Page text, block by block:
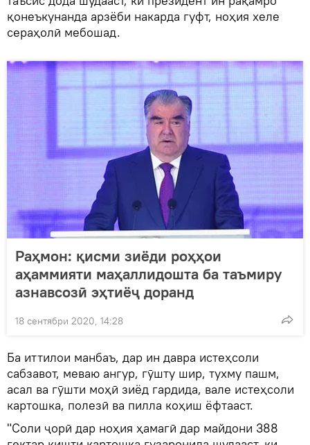
қонеъкунанда арзёби накарда гуфт, ноҳия хеле
сераҳолӣ мебошад.
Раҳмон: қисми зиёди роҳҳои
аҳаммияти маҳаллидошта ба таъмиру
азнавсозӣ эҳтиёҷ доранд
18 сентябри 2020, 14:28
Ба иттилои манбаъ, дар ин давра истеҳсоли
сабзавот, меваю ангур, гӯшту шир, тухму пашм,
асал ва гӯшти моҳӣ зиёд гардида, вале истеҳсоли
картошка, полезӣ ва пилла коҳиш ёфтааст.
"Соли ҷорӣ дар ноҳия ҳамагӣ дар майдони 388